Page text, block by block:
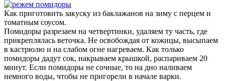
Как приготовить закуску из баклажанов на зиму с перцем и
томатным соусом.
Помидоры разрезаем на четвертинки, удаляем ту часть, где
прикреплялась веточка. Не освобождая от кожицы, высыпаем
в кастрюлю и на слабом огне нагреваем. Как только
помидоры дадут сок, накрываем крышкой, распариваем 20
минут. Если помидоры не сочные, то на дно наливаем
немного воды, чтобы не пригорели в начале варки.